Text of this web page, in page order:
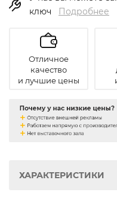
ключ Подробнее
Отличное
качество
и лучшие цены
ХАРАКТЕРИСТИКИ